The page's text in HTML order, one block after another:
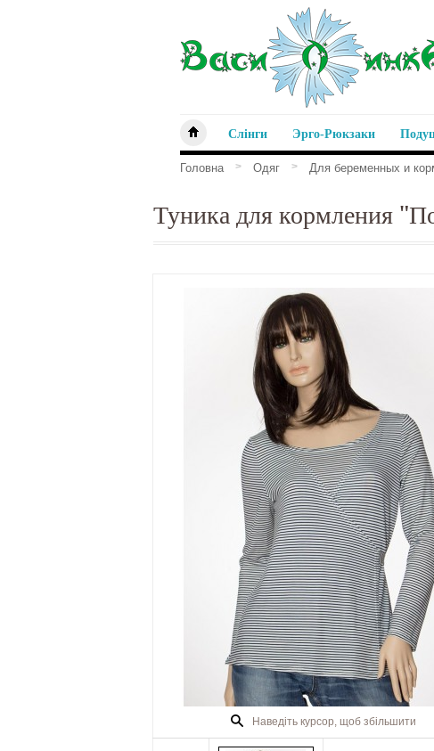
Слінги Эрго-Рюкзаки
Головна > Одяг > Для беременных и
Туника для кормления
Наведіть курсор, щоб збільшити